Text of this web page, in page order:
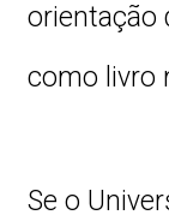
orientação
como livro
Se o